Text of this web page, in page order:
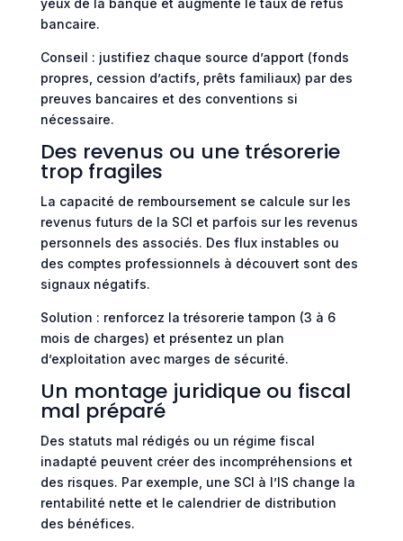
bancaire.
Conseil : justifiez chaque source d’apport (fonds
propres, cession d’actifs, prêts familiaux) par des
preuves bancaires et des conventions si
nécessaire.
Des revenus ou une trésorerie
trop fragiles
La capacité de remboursement se calcule sur les
revenus futurs de la SCI et parfois sur les revenus
personnels des associés. Des flux instables ou
des comptes professionnels à découvert sont des
signaux négatifs.
Solution : renforcez la trésorerie tampon (3 à 6
mois de charges) et présentez un plan
d’exploitation avec marges de sécurité.
Un montage juridique ou fiscal
mal préparé
Des statuts mal rédigés ou un régime fiscal
inadapté peuvent créer des incompréhensions et
des risques. Par exemple, une SCI à l’IS change la
rentabilité nette et le calendrier de distribution
des bénéfices.